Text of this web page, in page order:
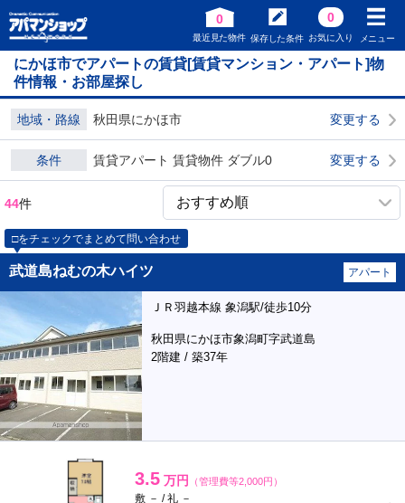
0
最近見た物件 保存した条件
0
お気に入り メニュー
にかほ市でアパートの賃貸[賃貸マンション・アパート]物
件情報・お部屋探し
地域・路線 秋田県にかほ市 変更する
条件 賃貸アパート 賃貸物件 ダブル0 変更する
44件
□をチェックでまとめて問い合わせ
武道島ねむの木ハイツ アパート
ＪＲ羽越本線 象潟駅/徒歩10分
秋田県にかほ市象潟町字武道島
2階建 / 築37年
3.5 万円 （管理費等2,000円）
敷 － / 礼 －